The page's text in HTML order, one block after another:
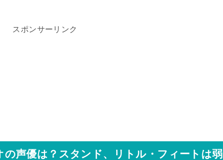
スポンサーリンク
声優は？スタンド、リトル・フィートは弱